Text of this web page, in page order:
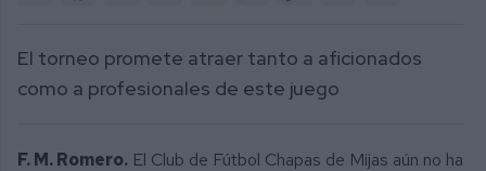
El torneo promete atraer tanto a aficionados
como a profesionales de este juego
F. M. Romero. El Club de Fútbol Chapas de Mijas aún no ha